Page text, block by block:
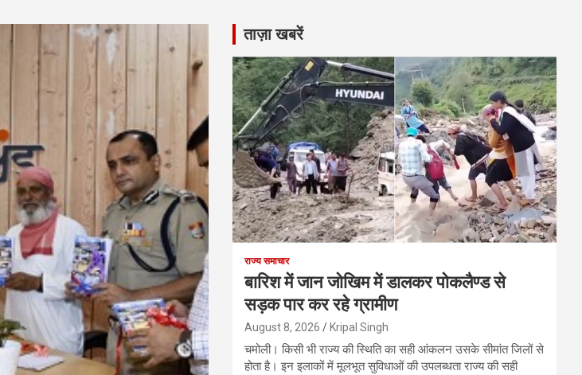
ताज़ा खबरें
राज्य समाचार
बारिश में जान जोखिम में डालकर पोकलैण्ड से
सड़क पार कर रहे ग्रामीण
August 8, 2026 Kripal Singh
चमोली। किसी भी राज्य की स्थिति का सही आंकलन उसके सीमांत जिलों से
होता है। इन इलाकों में मूलभूत सुविधाओं की उपलब्धता राज्य की सही